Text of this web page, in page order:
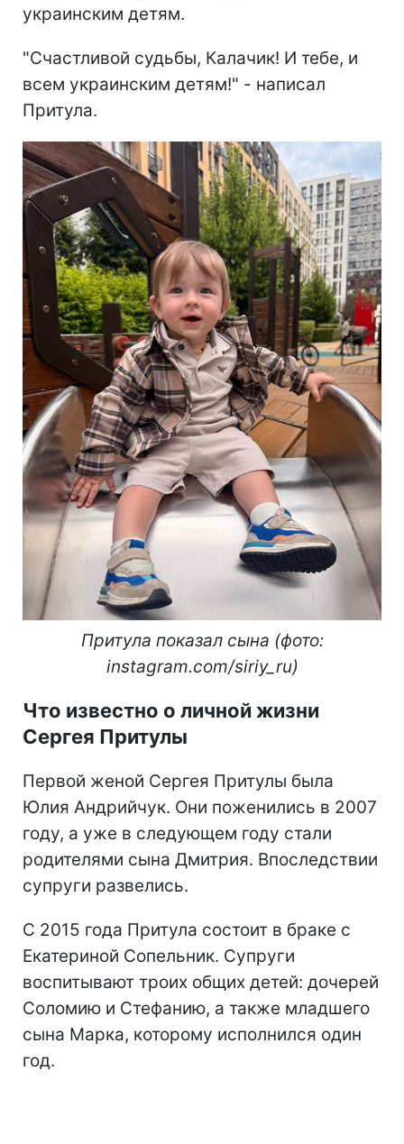
украинским детям.
"Счастливой судьбы, Калачик! И тебе, и
всем украинским детям!" - написал
Притула.
Притула показал сына (фото:
instagram.com/siriy_ru)
Что известно о личной жизни
Сергея Притулы
Первой женой Сергея Притулы была
Юлия Андрийчук. Они поженились в 2007
году, а уже в следующем году стали
родителями сына Дмитрия. Впоследствии
супруги развелись.
С 2015 года Притула состоит в браке с
Екатериной Сопельник. Супруги
воспитывают троих общих детей: дочерей
Соломию и Стефанию, а также младшего
сына Марка, которому исполнился один
год.